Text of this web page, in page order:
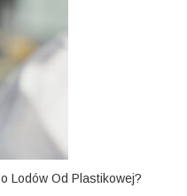
Lodów Od Plastikowej?